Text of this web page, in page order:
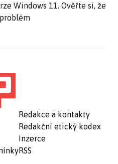
Windows 11. Ověřte si, že
Redakce a kontakty
Redakční etický kodex
Inzerce
RSS